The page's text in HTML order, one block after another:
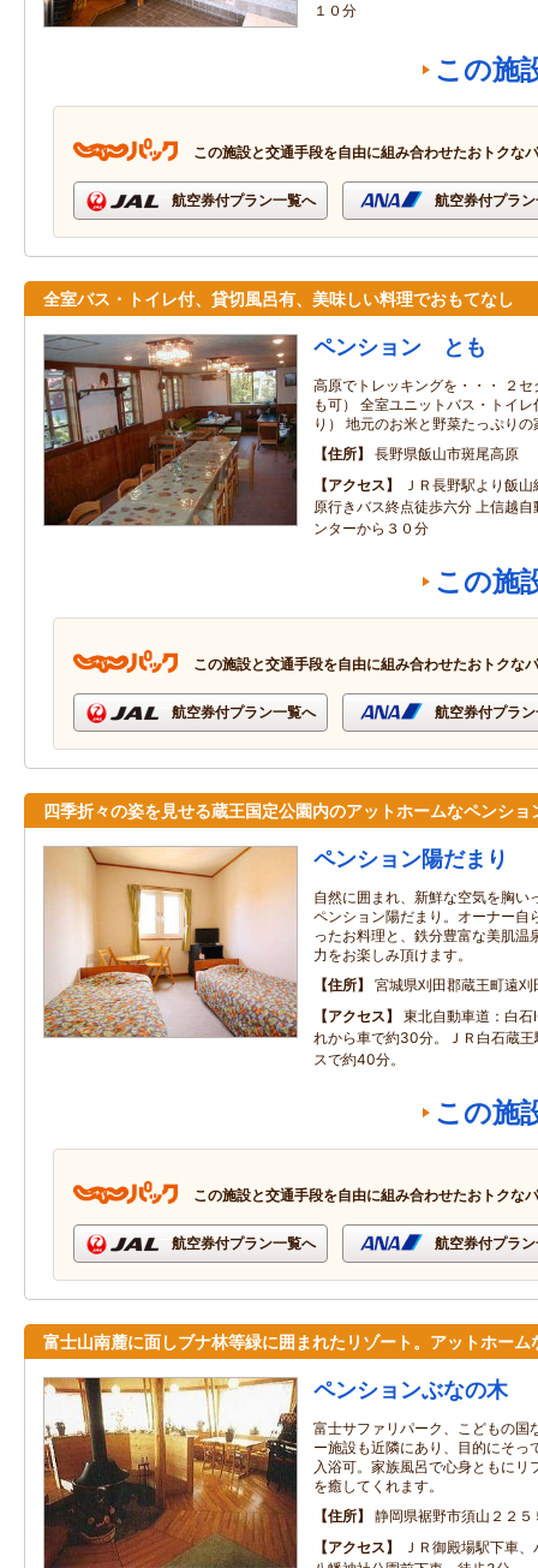
１０分
この施
この施設と交通手段を自由に組み合わせたおトクな
航空券付プラン一覧へ 航空券付プラ
全室バス・トイレ付、貸切風呂有、美味しい料理でおもてなし
ペンション とも
高原でトレッキングを・・・ ２
も可） 全室ユニットバス・トイ
り） 地元のお米と野菜たっぷりの
住所
長野県飯山市斑尾高原
アクセス
ＪＲ長野駅より飯
原行きバス終点徒歩六分 上信越
ンターから３０分
この施
この施設と交通手段を自由に組み合わせたおトクな
航空券付プラン一覧へ 航空券付プラ
四季折々の姿を見せる蔵王国定公園内のアットホームなペンショ
ペンション陽だまり
自然に囲まれ、新鮮な空気を胸い
ペンション陽だまり。オーナー自
ったお料理と、鉄分豊富な美肌温
力をお楽しみ頂けます。
住所
宮城県刈田郡蔵王町遠
アクセス
東北自動車道：白
れから車で約30分。ＪＲ白石蔵
スで約40分。
この施
この施設と交通手段を自由に組み合わせたおトクな
航空券付プラン一覧へ 航空券付プラ
富士山南麓に面しブナ林等緑に囲まれたリゾート。アットホーム
ペンションぶなの木
富士サファリパーク、こどもの国
ー施設も近隣にあり、目的にそっ
入浴可。家族風呂で心身ともにリ
を癒してくれます。
住所
静岡県裾野市須山２２５
アクセス
ＪＲ御殿場駅下車